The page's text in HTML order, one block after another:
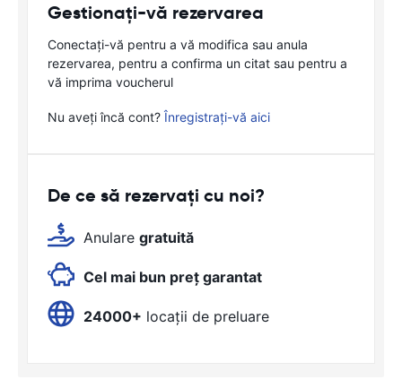
Gestionați-vă rezervarea
Conectați-vă pentru a vă modifica sau anula
rezervarea, pentru a confirma un citat sau pentru a
vă imprima voucherul
Nu aveți încă cont? Înregistrați-vă aici
De ce să rezervați cu noi?
Anulare gratuită
Cel mai bun preț garantat
24000+ locații de preluare